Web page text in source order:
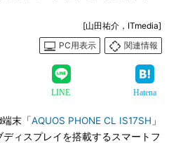
[山田祐介，ITmedia]
PC用表示
関連情報
LINE Hatena
末「AQUOS PHONE CL IS17SH 」
ィスプレイを搭載するスマートフ